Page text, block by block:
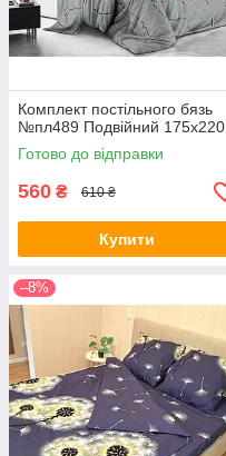
Комплект постільного бязь
№пл489 Подвійний 175х220
Готово до відправки
560 ₴ 610 ₴
Купити
–8%